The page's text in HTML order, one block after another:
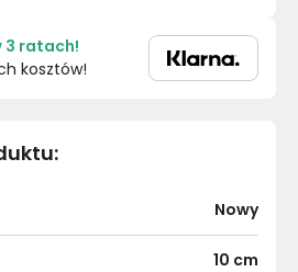
:
Nowy
10 cm
3 ratach!
kosztów!